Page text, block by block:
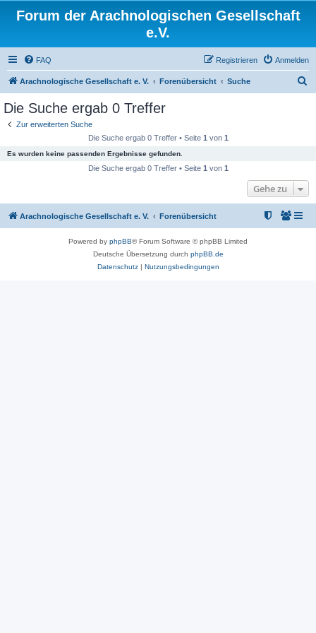
Forum der Arachnologischen Gesellschaft
e.V.
FAQ Anmelden
Registrieren
Arachnologische Gesellschaft e. V. Forenübersicht Suche
Die Suche ergab 0 Treffer
Zur erweiterten Suche
Die Suche ergab 0 Treffer • Seite 1 von 1
Es wurden keine passenden Ergebnisse gefunden.
Die Suche ergab 0 Treffer • Seite 1 von 1
Gehe zu
Arachnologische Gesellschaft e. V. Forenübersicht
Powered by phpBB® Forum Software © phpBB Limited
Deutsche Übersetzung durch phpBB.de
Datenschutz| Nutzungsbedingungen